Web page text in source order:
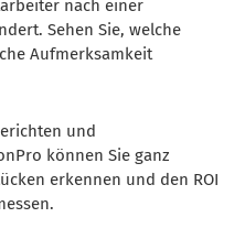
nach einer
Sehen Sie, welche
Aufmerksamkeit
und
können Sie ganz
erkennen und den ROI